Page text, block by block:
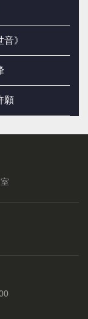
》
願
來了！